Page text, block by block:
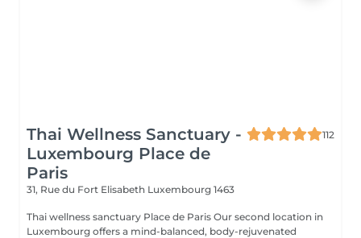
Thai Wellness Sanctuary -
Luxembourg Place de
Paris
112
31, Rue du Fort Elisabeth Luxembourg 1463
Thai wellness sanctuary Place de Paris Our second location in
Luxembourg offers a mind-balanced, body-rejuvenated